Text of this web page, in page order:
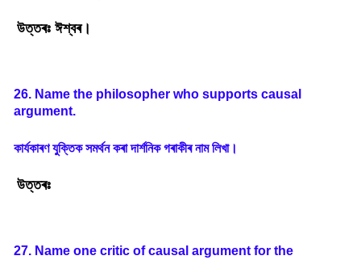
উত্তৰঃ ঈশ্বৰ।
26. Name the philosopher who supports causal
argument.
কাৰ্যকাৰণ যুক্তিক সমৰ্থন কৰা দার্শনিক গৰাকীৰ নাম লিখা।
উত্তৰঃ
27. Name one critic of causal argument for the